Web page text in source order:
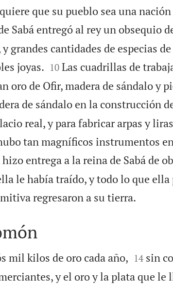
que su pueblo sea una
Sabá entregó al rey un obsequio
grandes cantidades de especias de
joyas.
10 Las cuadrillas de
oro de Ofir, madera de sándalo y
de sándalo en la construcción
real, y para fabricar arpas y liras
tan magníficos instrumentos
entrega a la reina de Sabá de
le había traído, y todo lo que
regresaron a su tierra.
mil kilos de oro cada año, 

14 sin
y el oro y la plata que le